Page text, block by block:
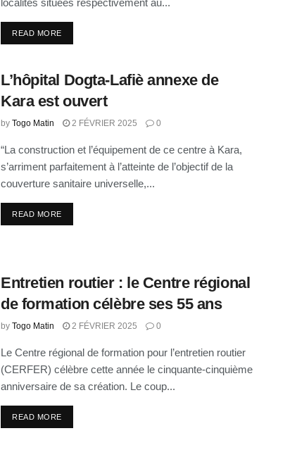
READ MORE
L’hôpital Dogta-Lafiè annexe de
Kara est ouvert
by Togo Matin 2 FÉVRIER 2025 0
“La construction et l’équipement de ce centre à Kara,
s’arriment parfaitement à l’atteinte de l’objectif de la
couverture sanitaire universelle,...
READ MORE
Entretien routier : le Centre régional
de formation célèbre ses 55 ans
by Togo Matin 2 FÉVRIER 2025 0
Le Centre régional de formation pour l’entretien routier
(CERFER) célèbre cette année le cinquante-cinquième
anniversaire de sa création. Le coup...
READ MORE